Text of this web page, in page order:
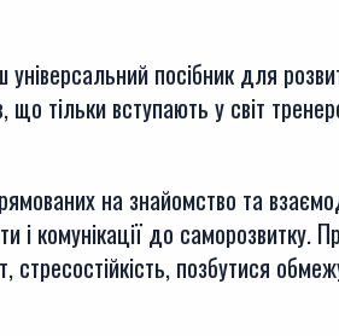
посібник для
що тільки вступають у світ
на знайомство та
комунікації до саморозвитку.
позбутися